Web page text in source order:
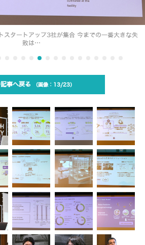
タートアップ3社が集合 今までの一番大きな失
敗は…
事へ戻る 13/23